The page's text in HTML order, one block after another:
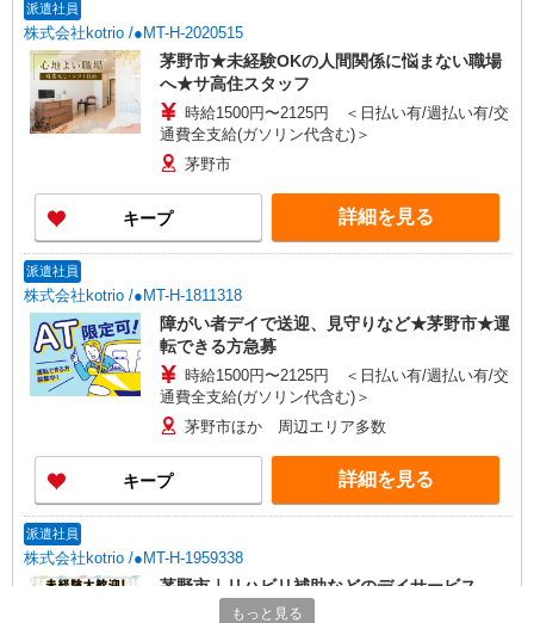
派遣社員
株式会社kotrio /●MT-H-2020515
茅野市★未経験OKの人間関係に悩まない職場
へ★サ高住スタッフ
時給1500円〜2125円 ＜日払い有/週払い有/交
通費全支給(ガソリン代含む)＞
茅野市
キープ 詳細を見る
派遣社員
株式会社kotrio /●MT-H-1811318
障がい者デイで送迎、見守りなど★茅野市★運
転できる方急募
時給1500円〜2125円 ＜日払い有/週払い有/交
通費全支給(ガソリン代含む)＞
茅野市ほか 周辺エリア多数
キープ 詳細を見る
派遣社員
株式会社kotrio /●MT-H-1959338
茅野市｜リハビリ補助などのデイサービス
STAFF♪未経験OK
もっと見る